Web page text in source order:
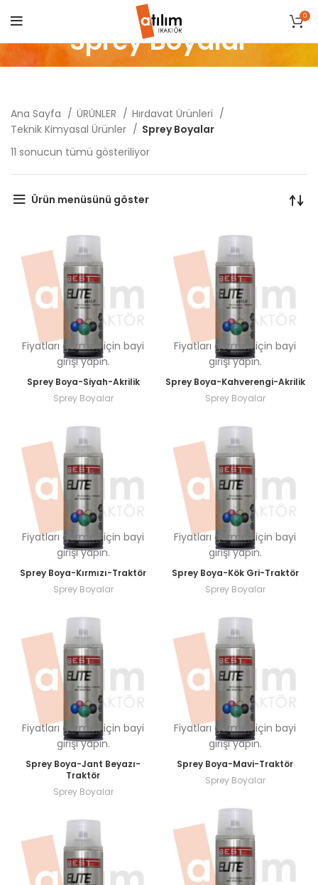
0
Sprey Boyalar
Ana Sayfa ÜRÜNLER
Hırdavat Ürünleri
Teknik Kimyasal Ürünler
Sprey Boyalar
11 sonucun tümü gösteriliyorPopülerliğe
Ürün menüsünü göster
Fiyatları görmek için bayi
girişi yapın.
Sprey Boya-Siyah-Akrilik
Sprey Boyalar
Fiyatları görmek için bayi
girişi yapın.
Sprey Boya-Kahverengi-Akrilik
Sprey Boyalar
Fiyatları görmek için bayi
girişi yapın.
Sprey Boya-Kırmızı-Traktör
Sprey Boyalar
Fiyatları görmek için bayi
girişi yapın.
Sprey Boya-Kök Gri-Traktör
Sprey Boyalar
Fiyatları görmek için bayi
girişi yapın.
Sprey Boya-Jant Beyazı-
Traktör
Sprey Boyalar
Fiyatları görmek için bayi
girişi yapın.
Sprey Boya-Mavi-Traktör
Sprey Boyalar